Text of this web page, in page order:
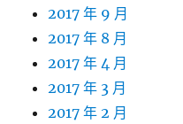
2017 年 9 月
2017 年 8 月
2017 年 4 月
2017 年 3 月
2017 年 2 月